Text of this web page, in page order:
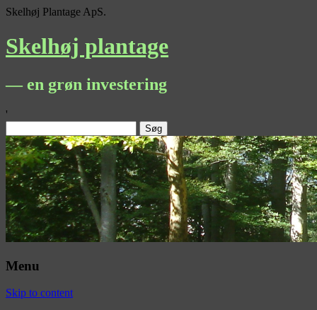
Skelhøj Plantage ApS.
Skelhøj plantage
— en grøn investering
'
efter:
Menu
Skip to content